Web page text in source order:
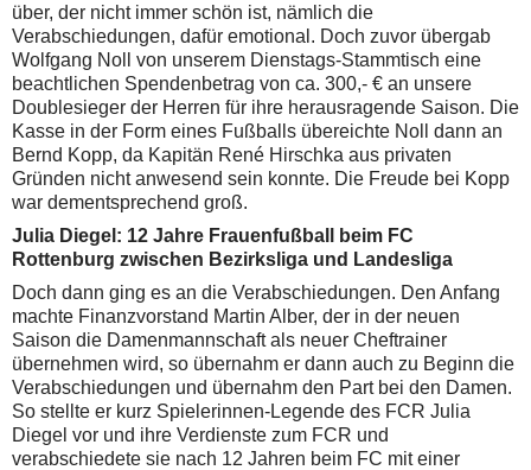
über, der nicht immer schön ist, nämlich die
Verabschiedungen, dafür emotional. Doch zuvor übergab
Wolfgang Noll von unserem Dienstags-Stammtisch eine
beachtlichen Spendenbetrag von ca. 300,- € an unsere
Doublesieger der Herren für ihre herausragende Saison. Die
Kasse in der Form eines Fußballs übereichte Noll dann an
Bernd Kopp, da Kapitän René Hirschka aus privaten
Gründen nicht anwesend sein konnte. Die Freude bei Kopp
war dementsprechend groß.
Julia Diegel: 12 Jahre Frauenfußball beim FC
Rottenburg zwischen Bezirksliga und Landesliga
Doch dann ging es an die Verabschiedungen. Den Anfang
machte Finanzvorstand Martin Alber, der in der neuen
Saison die Damenmannschaft als neuer Cheftrainer
übernehmen wird, so übernahm er dann auch zu Beginn die
Verabschiedungen und übernahm den Part bei den Damen.
So stellte er kurz Spielerinnen-Legende des FCR Julia
Diegel vor und ihre Verdienste zum FCR und
verabschiedete sie nach 12 Jahren beim FC mit einer